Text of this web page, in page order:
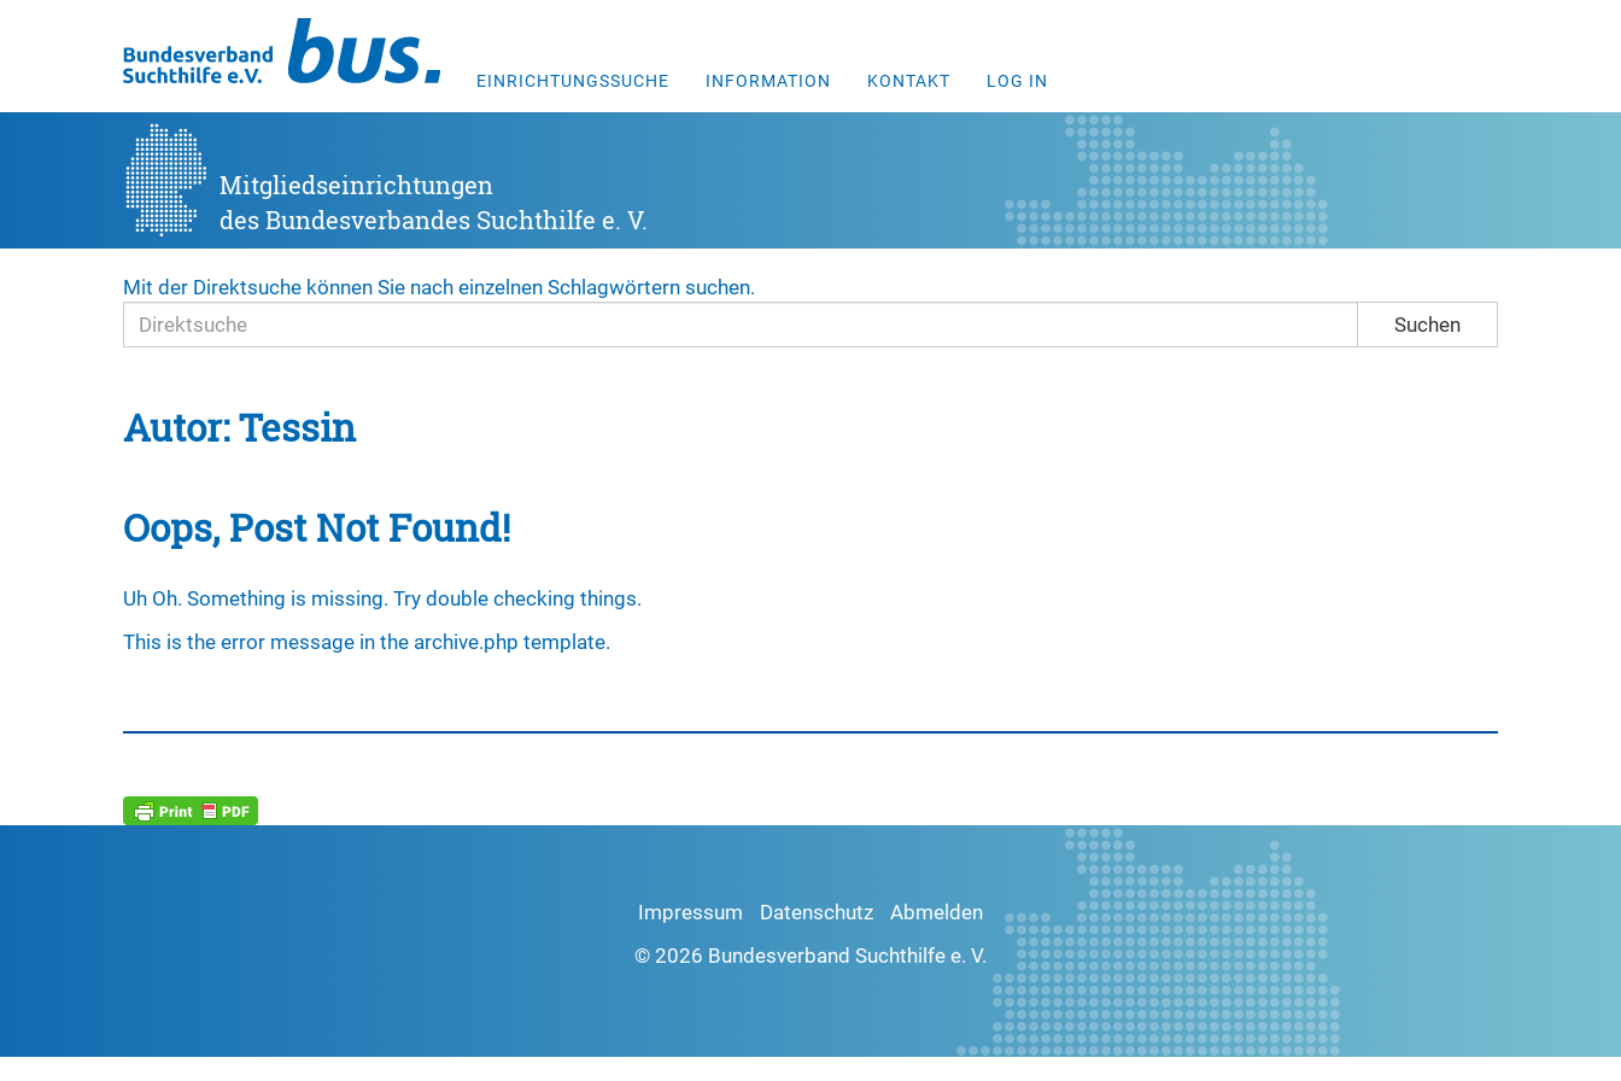
EINRICHTUNGSSUCHE INFORMATION KONTAKT LOG IN
Mitgliedseinrichtungen
des Bundesverbandes Suchthilfe e. V.
Mit der Direktsuche können Sie nach einzelnen Schlagwörtern suchen.
Suchen
Autor:Tessin
Oops, Post Not Found!
Uh Oh. Something is missing. Try double checking things.
This is the error message in the archive.php template.
Impressum Datenschutz
Abmelden
© 2026 Bundesverband Suchthilfe e. V.